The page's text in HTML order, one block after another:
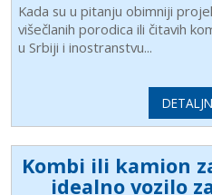
Kada su u pitanju obimniji
višečlanih porodica ili čitavih
u Srbiji i inostranstvu...
Kombi ili kamion
idealno vozilo